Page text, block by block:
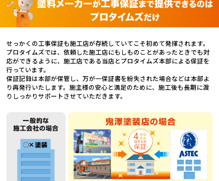
せっかくの工事保証も施工店が存続していてこそ初めて発揮されます。
プロタイムズでは、依頼した施工店にもしものことがあったときでも対
応ができるように、施工店である当店とプロタイムズ本部による保証を
行っています。
保証記録は本部が保管し、万が一保証書を紛失された場合などは本部よ
り再発行いたします。施主様の安心と満足のために、施工後も長期に渡
りしっかりサポートさせていただきます。